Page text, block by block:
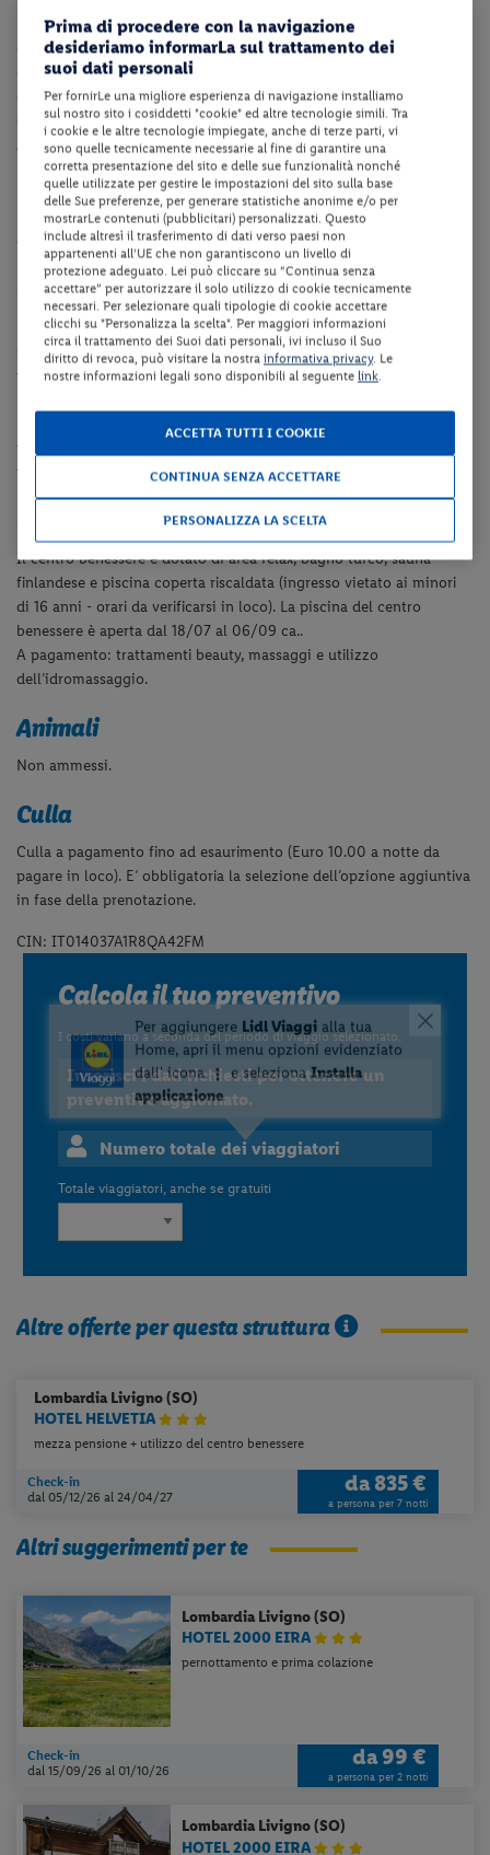
La struttura dispone di reception (dalle ore 07:00 alle ore 23:00
ca), bar, ristorante, centro benessere, terrazza,sala TV,
collegamento internet Wi-Fi in tutta la struttura, deposito bagagli,
deposito biciclette e parcheggio esterno fino ad esaurimento posti
(ingresso da via Crosal, Ztl2).
A pagamento: garage su richiesta (Euro 15.00 a notte da pagare in
loco).
NB: La struttura si trova in zona ZTL, il cliente è invitato a
contattare la struttura prima del check-in.
Camere
camere doppie/triple Standard(ca. 16 mq) dispongono di
servizi privati, asciugacapelli, telefono, TV satellitare, collegamento
internet Wi-Fi e cassaforte.
doppie/tripleDeluxe(ca. 30 mq)dispongono di servizi
privati, asciugacapelli, telefono, TV satellitare, collegamento
internet Wi-Fi, cassaforte e hanno il balcone.
Centro benessere
Il centro benessere è dotato di area relax, bagno turco, sauna
finlandese e piscina coperta riscaldata (ingresso vietato ai minori
di 16 anni - orari da verificarsi in loco). La piscina del centro
benessere è aperta dal 18/07 al 06/09 ca..
A pagamento: trattamenti beauty, massaggi e utilizzo
dell’idromassaggio.
Animali
Non ammessi.
Culla
Culla a pagamento fino ad esaurimento (Euro 10.00 a notte da
pagare in loco). E’ obbligatoria la selezione dell’opzione aggiuntiva
in fase della prenotazione.
CIN: IT014037A1R8QA42FM
Calcola il tuo preventivo
I costi variano a seconda del periodo di viaggio selezionato.
Inserisci i dati richiesti per ottenere un
preventivo aggiornato.
Numero totale dei viaggiatori
Totale viaggiatori, anche se gratuiti
Altre offerte per questa struttura
Lombardia Livigno (SO)
HOTEL HELVETIA
mezza pensione + utilizzo del centro benessere
Check-in
dal 05/12/26al 24/04/27
da835 €
a persona per 7 notti
Altri suggerimenti per te
Lombardia Livigno (SO)
HOTEL 2000 EIRA
pernottamento e prima colazione
Check-in
dal 15/09/26al 01/10/26
da99 €
a persona per 2 notti
Lombardia Livigno (SO)
HOTEL 2000 EIRA
Prima di procedere con la navigazione
desideriamo informarLa sul trattamento dei
suoi dati personali
Per fornirLe una migliore esperienza di navigazione installiamo
sul nostro sito i cosiddetti "cookie" ed altre tecnologie simili. Tra
i cookie e le altre tecnologie impiegate, anche di terze parti, vi
sono quelle tecnicamente necessarie al fine di garantire una
corretta presentazione del sito e delle sue funzionalità nonché
quelle utilizzate per gestire le impostazioni del sito sulla base
delle Sue preferenze, per generare statistiche anonime e/o per
mostrarLe contenuti (pubblicitari) personalizzati. Questo
include altresì il trasferimento di dati verso paesi non
appartenenti all'UE che non garantiscono un livello di
protezione adeguato. Lei può cliccare su “Continua senza
accettare” per autorizzare il solo utilizzo di cookie tecnicamente
necessari. Per selezionare quali tipologie di cookie accettare
clicchi su "Personalizza la scelta". Per maggiori informazioni
circa il trattamento dei Suoi dati personali, ivi incluso il Suo
diritto di revoca, può visitare la nostra informativa privacy. Le
nostre informazioni legali sono disponibili al seguente link.
ACCETTA TUTTI I COOKIE
CONTINUA SENZA ACCETTARE
PERSONALIZZA LA SCELTA